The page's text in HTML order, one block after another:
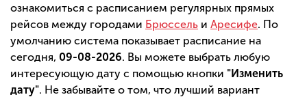
ознакомиться с расписанием регулярных прямых
рейсов между городами Брюссель и Аресифе. По
умолчанию система показывает расписание на
сегодня, 09-08-2026. Вы можете выбрать любую
интересующую дату с помощью кнопки "Изменить
дату". Не забывайте о том, что лучший вариант